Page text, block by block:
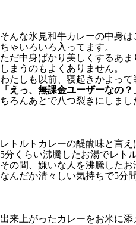
そんな氷見和牛カレーの中身
ちゃいろいろ入ってます。
ただ中身ばかり美しくするあ
しまうのもよくありません。
わたしも以前、寝起きかよっ
「えっ、無課金ユーザーなの？
ちろんあとで八つ裂きにしまし
レトルトカレーの醍醐味と言え
5分くらい沸騰したお湯でレト
その間、嫌いな人を沸騰した
なんだか清々しい気持ちで5分
出来上がったカレーをお米に添